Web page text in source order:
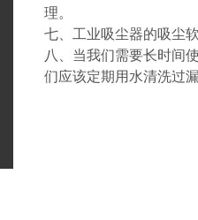
理。
七、工业吸尘器的吸尘
八、当我们需要长时间
们应该定期用水清洗过